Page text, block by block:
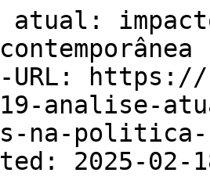
atual:
URL:
analise-
na-politica-
2025-02-